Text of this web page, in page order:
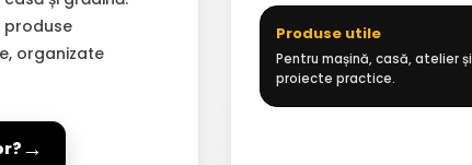
produse
organizate
→
Produse utile
Pentru mașină, casă, atelier și
proiecte practice.